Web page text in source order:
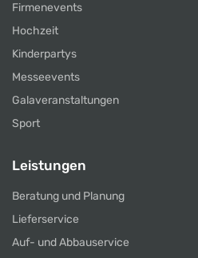
Firmenevents
Hochzeit
Kinderpartys
Messeevents
Galaveranstaltungen
Sport
Leistungen
Beratung und Planung
Lieferservice
Auf- und Abbauservice